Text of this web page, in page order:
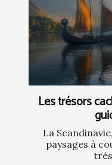
Les trésors
La
paysages à